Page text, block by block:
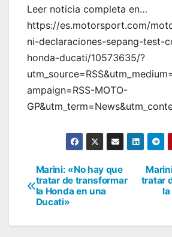
Leer noticia completa en…
https://es.motorsport.com/
ni-declaraciones-sepang-test-
honda-ducati/10573635/?
ampaign=RSS-MOTO-
Navegación
de
entradas
tratar
Marini: «No hay que
tratar de transformar
la Honda en una
Ducati»